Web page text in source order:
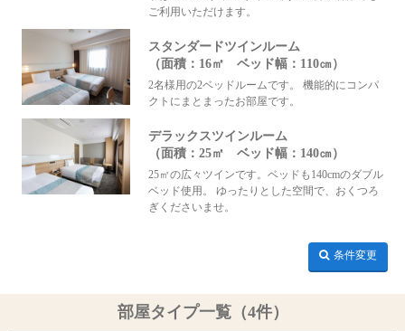
ご利用いただけます。
スタンダードツインルーム
（面積：16㎡ ベッド幅：110㎝）
2名様用の2ベッドルームです。 機能的にコンパ
クトにまとまったお部屋です。
デラックスツインルーム
（面積：25㎡ ベッド幅：140㎝）
25㎡の広々ツインです。ベッドも140cmのダブル
ベッド使用。 ゆったりとした空間で、おくつろ
ぎくださいませ。
条件変更
部屋タイプ一覧（4件）